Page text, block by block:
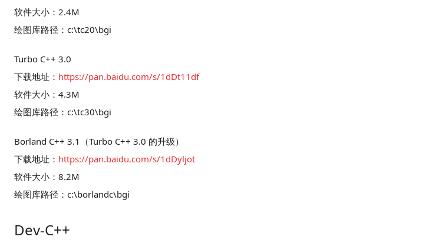
软件大小：2.4M
绘图库路径：c:\tc20\bgi
Turbo C++ 3.0
下载地址： https://pan.baidu.com/s/1dDt11df
软件大小：4.3M
绘图库路径：c:\tc30\bgi
Borland C++ 3.1（Turbo C++ 3.0 的升级）
下载地址： https://pan.baidu.com/s/1dDyljot
软件大小：8.2M
绘图库路径：c:\borlandc\bgi
Dev-C++